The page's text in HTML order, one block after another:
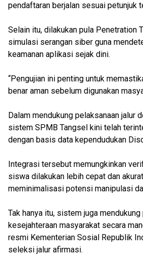
pendaftaran berjalan sesuai petunjuk
Selain itu, dilakukan pula Penetration
simulasi serangan siber guna
keamanan aplikasi sejak dini.
“Pengujian ini penting untuk
benar aman sebelum digunakan
Dalam mendukung pelaksanaan jalur
sistem SPMB Tangsel kini telah
dengan basis data kependudukan
Integrasi tersebut memungkinkan
siswa dilakukan lebih cepat dan
meminimalisasi potensi manipulasi
Tak hanya itu, sistem juga
kesejahteraan masyarakat secara
resmi Kementerian Sosial Republik
seleksi jalur afirmasi.